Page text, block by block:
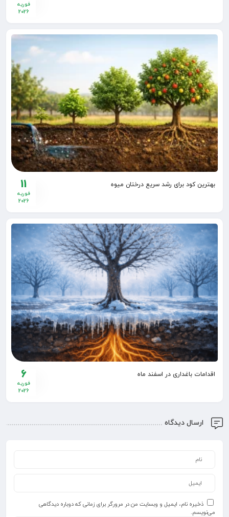
فوریه
2026
11
فوریه
2026
بهترین کود برای رشد سریع درختان میوه
6
فوریه
2026
اقدامات باغداری در اسفند ماه
ارسال دیدگاه
ذخیره نام، ایمیل و وبسایت من در مرورگر برای زمانی که دوباره دیدگاهی
می‌نویسم.